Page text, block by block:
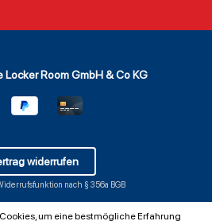
Locker Room GmbH & Co KG
widerrufen
nach § 356a BGB
um eine bestmögliche Erfahrung